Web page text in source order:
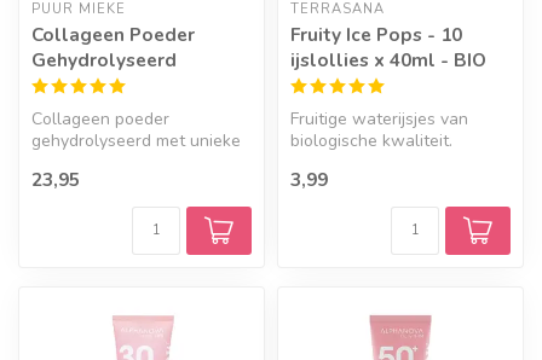
PUUR MIEKE
Collageen Poeder
Gehydrolyseerd
Collageen poeder
gehydrolyseerd met unieke
collageen g...
23,95
TERRASANA
Fruity Ice Pops - 10
ijslollies x 40ml - BIO
Fruitige waterijsjes van
biologische kwaliteit.
3,99